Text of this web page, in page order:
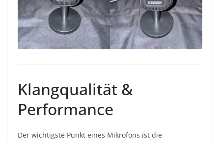
Klangqualität &
Performance
Der wichtigste Punkt eines Mikrofons ist die